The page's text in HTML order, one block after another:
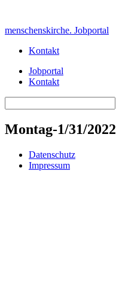
content
menschenskirche. Jobportal
Kontakt
Jobportal
Kontakt
for:
Montag-1/31/2022
Datenschutz
Impressum